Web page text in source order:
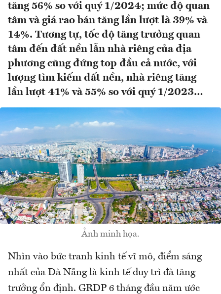
tăng 56% so với quý 1/2024; mức độ quan
tâm và giá rao bán tăng lần lượt là 39% và
14%. Tương tự, tốc độ tăng trưởng quan
tâm đến đất nền lẫn nhà riêng của địa
phương cũng đứng top đầu cả nước, với
lượng tìm kiếm đất nền, nhà riêng tăng
lần lượt 41% và 55% so với quý 1/2023…
Ảnh minh họa.
Nhìn vào bức tranh kinh tế vĩ mô, điểm sáng
nhất của Đà Nẵng là kinh tế duy trì đà tăng
trưởng ổn định. GRDP 6 tháng đầu năm ước